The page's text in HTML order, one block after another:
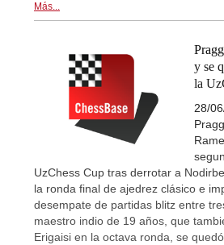
Más...
y se
la
28/
UzChess Cup tras derrotar a
la ronda final de ajedrez clásico e
desempate de partidas blitz entre
maestro indio de 19 años, que
Erigaisi en la octava ronda, se